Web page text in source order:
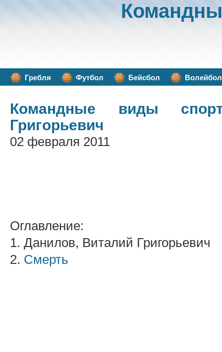
Гребля Футбол Бейсбол Волейбол
Командные виды
Григорьевич
02 февраля 2011
Оглавление:
1. Данилов, Виталий Григорьевич
2. Смерть